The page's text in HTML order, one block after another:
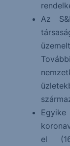
Az
el